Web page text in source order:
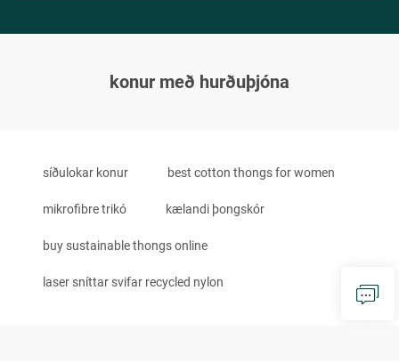
konur með hurðuþjóna
síðulokar konur best cotton thongs for women
mikrofibre trikó kælandi þongskór
buy sustainable thongs online
laser sníttar svifar recycled nylon